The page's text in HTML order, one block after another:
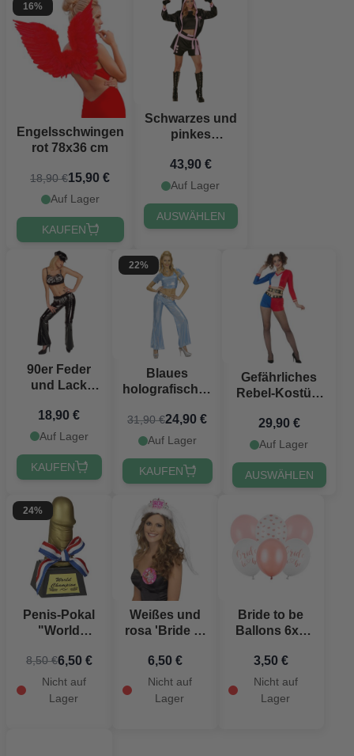
16%
Engelsschwingen
rot 78x36 cm
18,90 €15,90 €
Auf Lager
KAUFEN
Schwarzes und
pinkes
für Frauen
43,90 €
Auf Lager
AUSWÄHLEN
90er Feder
und Lack
Teile
18,90 €
Auf Lager
KAUFEN
22%
Blaues
holografisches
Frauen
31,90 €24,90 €
Auf Lager
KAUFEN
Gefährliches
Rebel-Kostüm
29,90 €
Auf Lager
AUSWÄHLEN
24%
Penis-Pokal
"World
12 cm
8,50 €6,50 €
Nicht auf
Lager
Weißes und
rosa 'Bride to
mit Schleier in
Einheitsgröße
6,50 €
Nicht auf
Lager
Bride to be
Ballons 6x -
3,50 €
Nicht auf
Lager